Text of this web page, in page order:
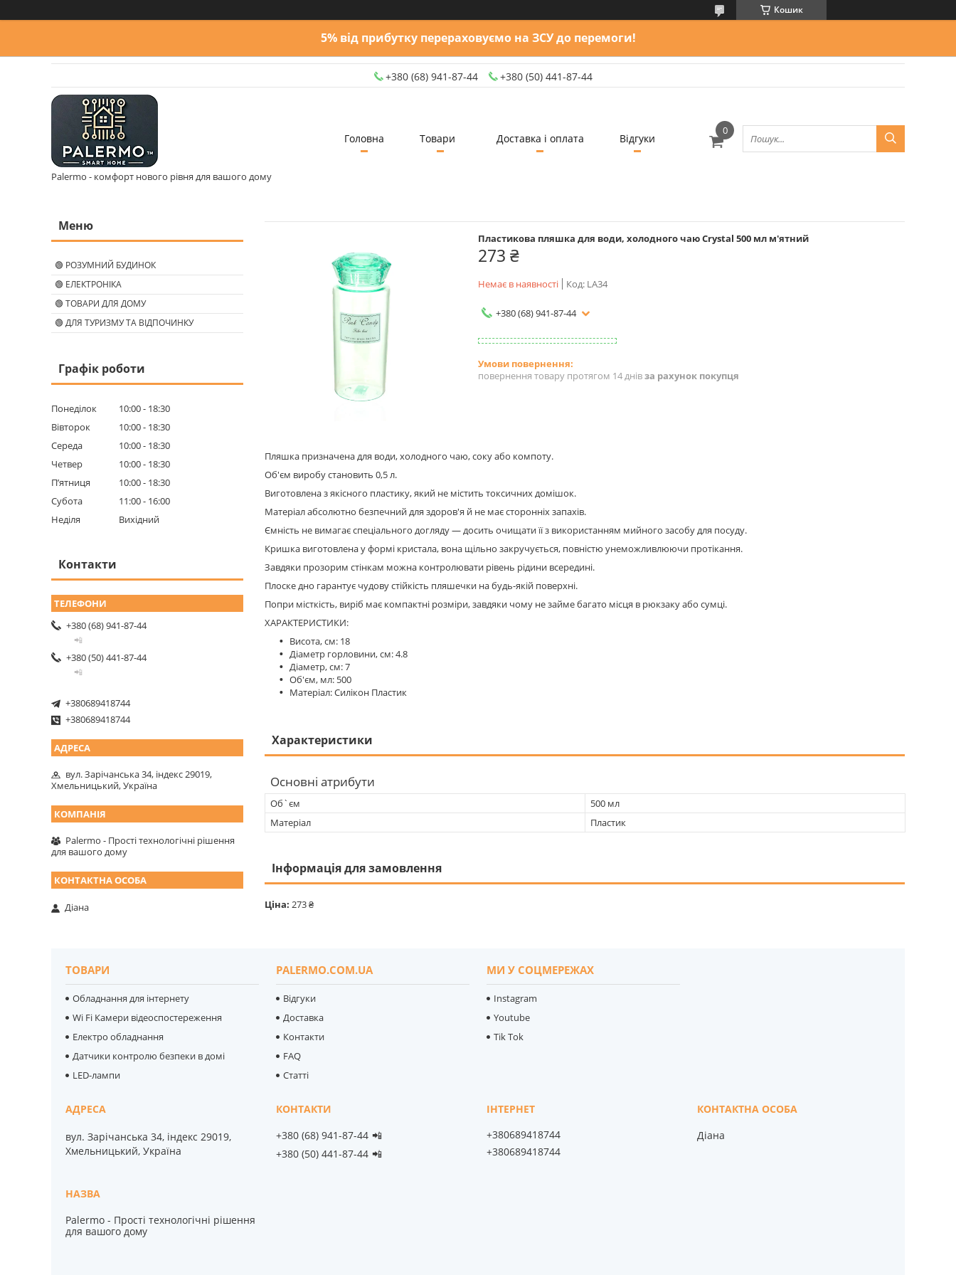
Кошик
5% від прибутку перераховуємо на ЗСУ до перемоги!
+380 (68) 941-87-44 +380 (50) 441-87-44
Palermo - комфорт нового рівня для вашого дому
Головна Товари Доставка і оплата Відгуки
Пластикова пляшка для води, холодного чаю Crystal 500 мл м'ятний
273 ₴
Немає в наявності Код: LA34
+380 (68) 941-87-44
повернення товару протягом 14 днівза рахунок покупця
Пляшка призначена для води, холодного чаю, соку або компоту.
Об'єм виробу становить 0,5 л.
Виготовлена з якісного пластику, який не містить токсичних домішок.
Матеріал абсолютно безпечний для здоров'я й не має сторонніх запахів.
Ємність не вимагає спеціального догляду — досить очищати її з використанням мийного засобу для посуду.
Кришка виготовлена у формі кристала, вона щільно закручується, повністю унеможливлюючи протікання.
Завдяки прозорим стінкам можна контролювати рівень рідини всередині.
Плоске дно гарантує чудову стійкість пляшечки на будь-якій поверхні.
Попри місткість, виріб має компактні розміри, завдяки чому не займе багато місця в рюкзаку або сумці.
ХАРАКТЕРИСТИКИ:
Висота, см: 18
Діаметр горловини, см: 4.8
Діаметр, см: 7
Об'єм, мл: 500
Матеріал: Силікон Пластик
Характеристики
Основні атрибути
Об`єм
500 мл
Матеріал
Пластик
Інформація для замовлення
Ціна: 273 ₴
🟢 РОЗУМНИЙ БУДИНОК
🟢 ЕЛЕКТРОНІКА
🟢 ТОВАРИ ДЛЯ ДОМУ
🟢 ДЛЯ ТУРИЗМУ ТА ВІДПОЧИНКУ
Графік роботи
Понеділок 10:00
18:30
Вівторок
10:00
18:30
Середа
10:00
18:30
Четвер
10:00
18:30
Пʼятниця
10:00
18:30
Субота
11:00
16:00
Неділя
Вихідний
Контакти
+380 (68) 941-87-44
📲
+380 (50) 441-87-44
📲
+380689418744
+380689418744
вул. Зарічанська 34, індекс 29019,
Хмельницький, Україна
Palermo - Прості технологічні рішення
для вашого дому
Діана
ТОВАРИ
Обладнання для інтернету
Wi Fi Камери відеоспостереження
Електро обладнання
Датчики контролю безпеки в домі
LED-лампи
PALERMO.COM.UA
Відгуки
Доставка
Контакти
FAQ
Статті
МИ У СОЦМЕРЕЖАХ
Instagram
Youtube
Tik Tok
вул. Зарічанська 34, індекс 29019,
Хмельницький, Україна
Palermo - Прості технологічні рішення
для вашого дому
+380 (68) 941-87-44 📲
+380 (50) 441-87-44 📲
+380689418744
+380689418744
Діана